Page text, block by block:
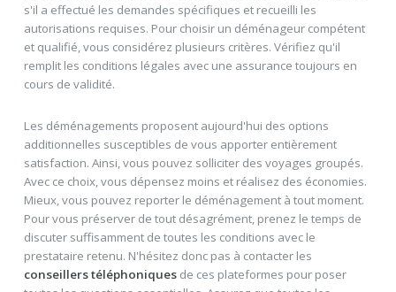
s'il a effectué les demandes spécifiques et recueilli les
autorisations requises. Pour choisir un déménageur compétent
et qualifié, vous considérez plusieurs critères. Vérifiez qu'il
remplit les conditions légales avec une assurance toujours en
cours de validité.
Les déménagements proposent aujourd'hui des options
additionnelles susceptibles de vous apporter entièrement
satisfaction. Ainsi, vous pouvez solliciter des voyages groupés.
Avec ce choix, vous dépensez moins et réalisez des économies.
Mieux, vous pouvez reporter le déménagement à tout moment.
Pour vous préserver de tout désagrément, prenez le temps de
discuter suffisamment de toutes les conditions avec le
prestataire retenu. N'hésitez donc pas à contacter les
conseillers téléphoniquesde ces plateformes pour poser